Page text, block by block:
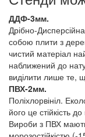
ДДФ-3мм.
Дрібно-
собою плити з
чистий матеріал
наближений до
виділити лише те,
ПВХ-2мм.
Поліхлорвініл.
його це стійкість
Вироби з ПВХ мають